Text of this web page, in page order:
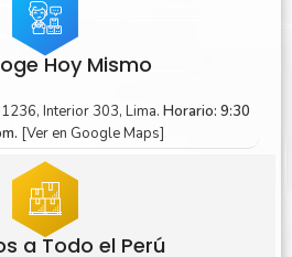
Hoy Mismo
Interior 303, Lima. Horario: 9:30
[Ver en Google Maps]
a Todo el Perú